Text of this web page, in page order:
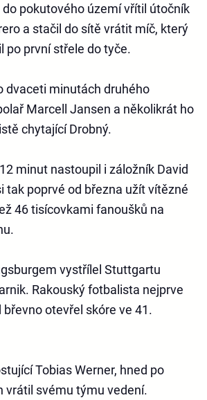
pokutového území vřítil útočník
a stačil do sítě vrátit míč, který
po první střele do tyče.
dvaceti minutách druhého
Marcell Jansen a několikrát ho
chytající Drobný.
minut nastoupil i záložník David
tak poprvé od března užít vítězné
46 tisícovkami fanoušků na
vystřílel Stuttgartu
Rakouský fotbalista nejprve
otevřel skóre ve 41.
Tobias Werner, hned po
vrátil svému týmu vedení.